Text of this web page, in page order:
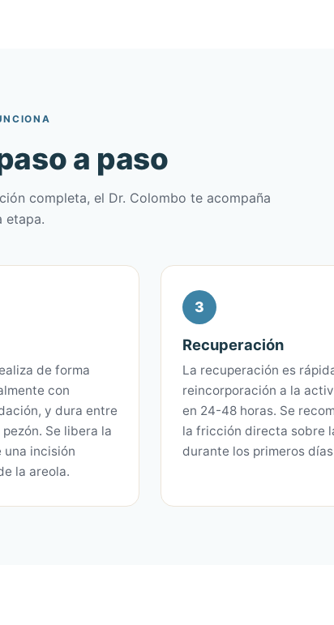
a paso
completa, el Dr. Colombo te acompaña
etapa.
de forma
con
y dura entre
Se libera la
incisión
la areola.
3
Recuperación
La recuperación es
reincorporación a la
en 24-48 horas. Se
la fricción directa sobre
durante los primeros